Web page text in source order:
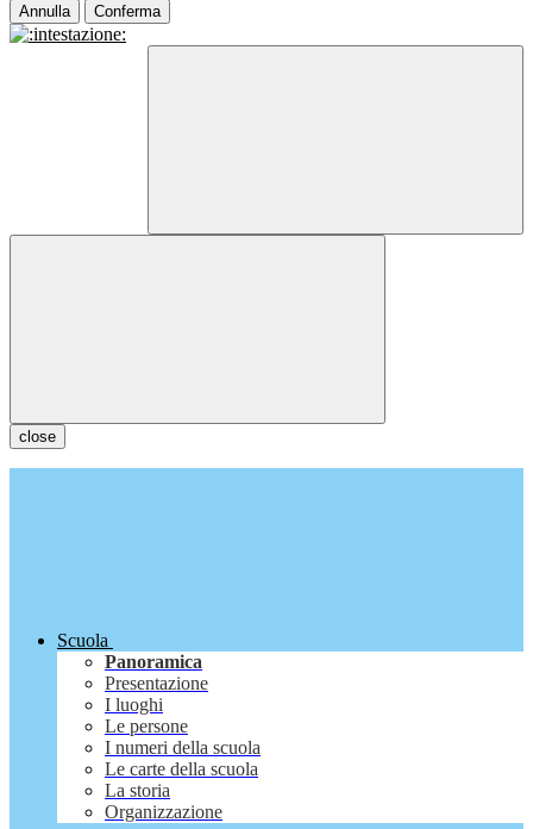
Annulla Conferma
close
Scuola
Panoramica
Presentazione
I luoghi
Le persone
I numeri della scuola
Le carte della scuola
La storia
Organizzazione